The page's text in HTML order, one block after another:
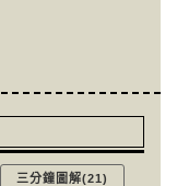
三分鐘圖解(21)